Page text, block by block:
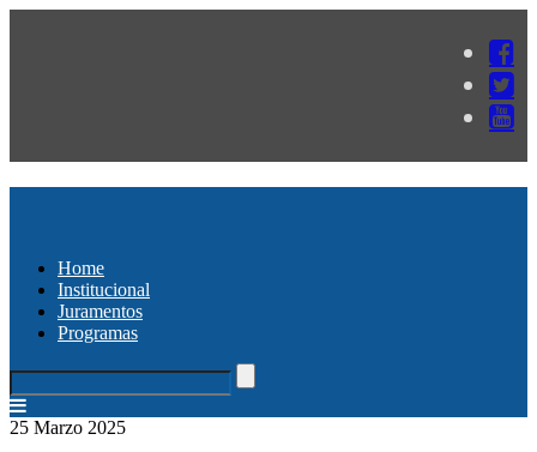
Home
Institucional
Juramentos
Programas
25 Marzo 2025